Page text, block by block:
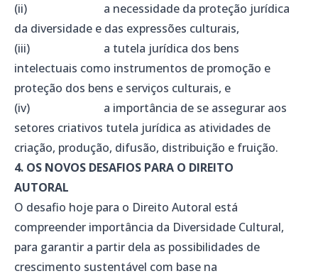
(ii) a necessidade da proteção jurídica
da diversidade e das expressões culturais,
(iii) a tutela jurídica dos bens
intelectuais como instrumentos de promoção e
proteção dos bens e serviços culturais, e
(iv) a importância de se assegurar aos
setores criativos tutela jurídica as atividades de
criação, produção, difusão, distribuição e fruição.
4. OS NOVOS DESAFIOS PARA O DIREITO
AUTORAL
O desafio hoje para o Direito Autoral está
compreender importância da Diversidade Cultural,
para garantir a partir dela as possibilidades de
crescimento sustentável com base na